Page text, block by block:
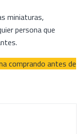
miniaturas,
persona que
comprando antes de